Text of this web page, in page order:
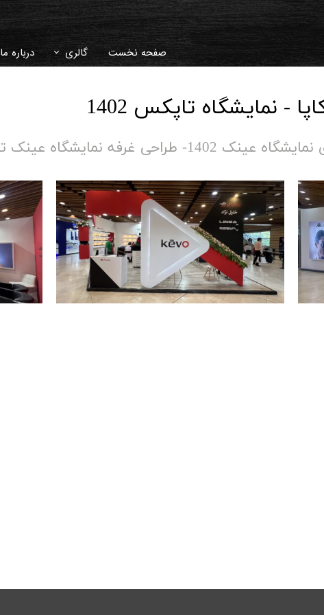
صفحه نخست گالری
غرفه نمایشگاهی
ویلا و محوطه سازی
ویدئو
درباره ما
- نمایشگاه تاپکس 1402
1402- طراحی غرفه نمایشگاه عینک تهران​​​​​​​​​​​​​​